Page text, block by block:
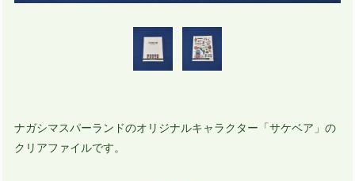
ナガシマスパーランドのオリジナルキャラクター「サケベア」の
クリアファイルです。